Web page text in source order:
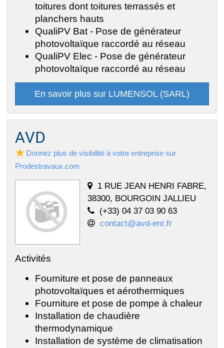
toitures dont toitures terrassés et
planchers hauts
QualiPV Bat - Pose de générateur
photovoltaïque raccordé au réseau
QualiPV Elec - Pose de générateur
photovoltaïque raccordé au réseau
En savoir plus sur LUMENSOL (SARL)
AVD
Donnez plus de visibilité à votre entreprise sur
Prodestravaux.com
1 RUE JEAN HENRI FABRE,
38300, BOURGOIN JALLIEU
(+33) 04 37 03 90 63
contact@avd-enr.fr
Activités
Fourniture et pose de panneaux
photovoltaïques et aérothermiques
Fourniture et pose de pompe à chaleur
Installation de chaudière
thermodynamique
Installation de système de climatisation